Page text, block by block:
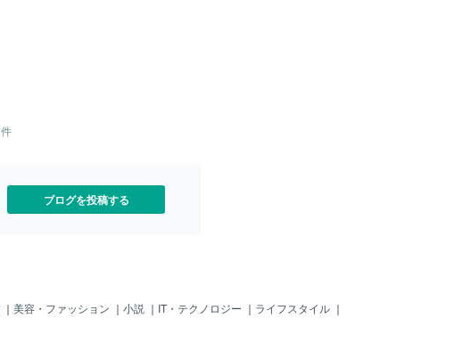
件
ブログを投稿する
｜ 美容・ファッション ｜ 小説 ｜ IT・テクノロジー ｜ ライフスタイル ｜